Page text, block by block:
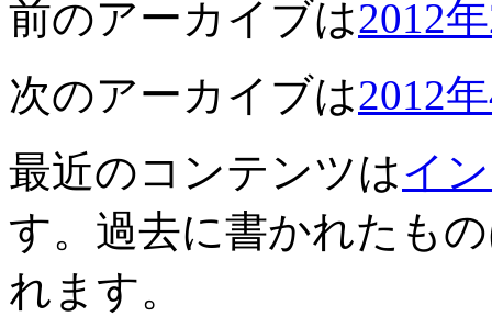
前のアーカイブは2012
次のアーカイブは2012
最近のコンテンツはイ
す。過去に書かれたも
れます。